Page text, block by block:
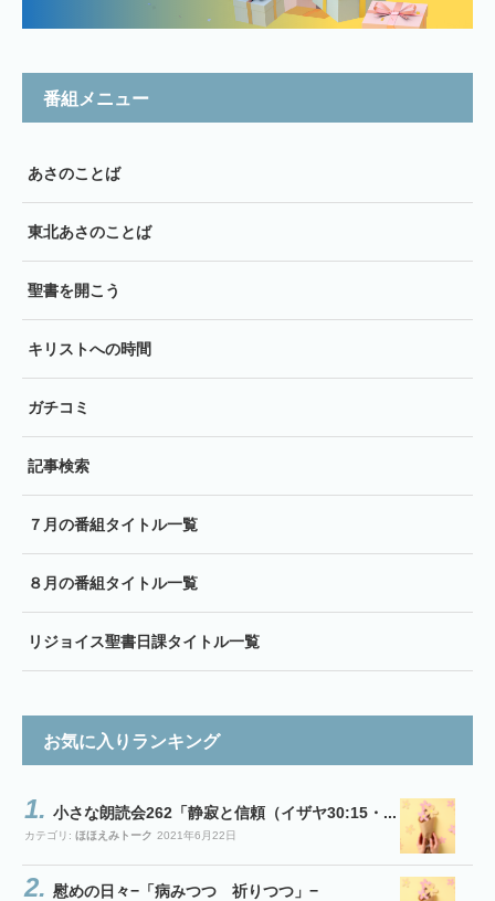
番組メニュー
あさのことば
東北あさのことば
聖書を開こう
キリストへの時間
ガチコミ
記事検索
７月の番組タイトル一覧
８月の番組タイトル一覧
リジョイス聖書日課タイトル一覧
お気に入りランキング
小さな朗読会262「静寂と信頼（イザヤ30:15・...
カテゴリ: ほほえみトーク 2021年6月22日
慰めの日々−「病みつつ 祈りつつ」−